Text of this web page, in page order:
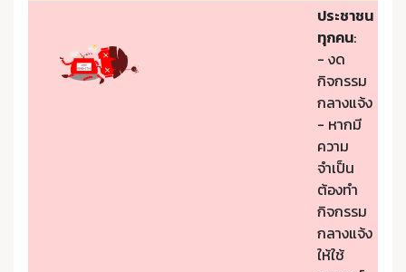
ประชาชน
ทุกคน:
- งด
กิจกรรม
กลางแจ้ง
- หากมี
ความ
จำเป็น
ต้องทำ
กิจกรรม
กลางแจ้ง
ให้ใช้